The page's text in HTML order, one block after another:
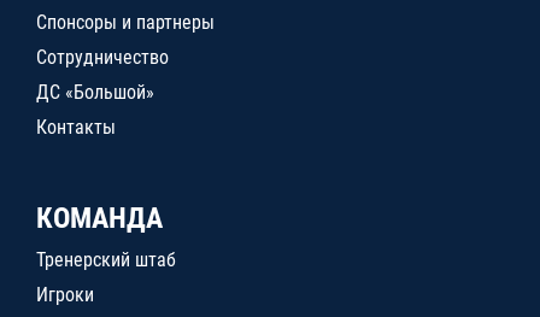
Спонсоры и партнеры
Сотрудничество
ДС «Большой»
Контакты
КОМАНДА
Тренерский штаб
Игроки